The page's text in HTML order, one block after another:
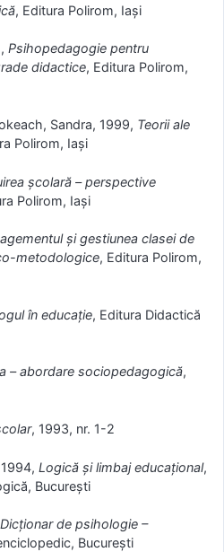
, Editura Polirom, Iaşi
Psihopedagogie pentru
didactice, Editura Polirom,
Sandra, 1999, Teorii ale
Polirom, Iaşi
şcolară – perspective
Polirom, Iaşi
şi gestiunea clasei de
metodologice, Editura Polirom,
în educaţie, Editura Didactică
– abordare sociopedagogică,
, 1993, nr. 1-2
Logică şi limbaj educaţional,
Bucureşti
Dicţionar de psihologie –
Bucureşti